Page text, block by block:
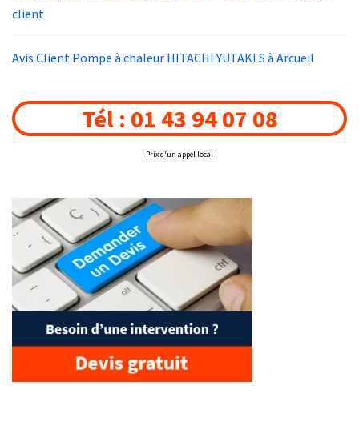
client
Avis Client Pompe à chaleur HITACHI YUTAKI S à Arcueil
Tél : 01 43 94 07 08
Prix d'un appel local